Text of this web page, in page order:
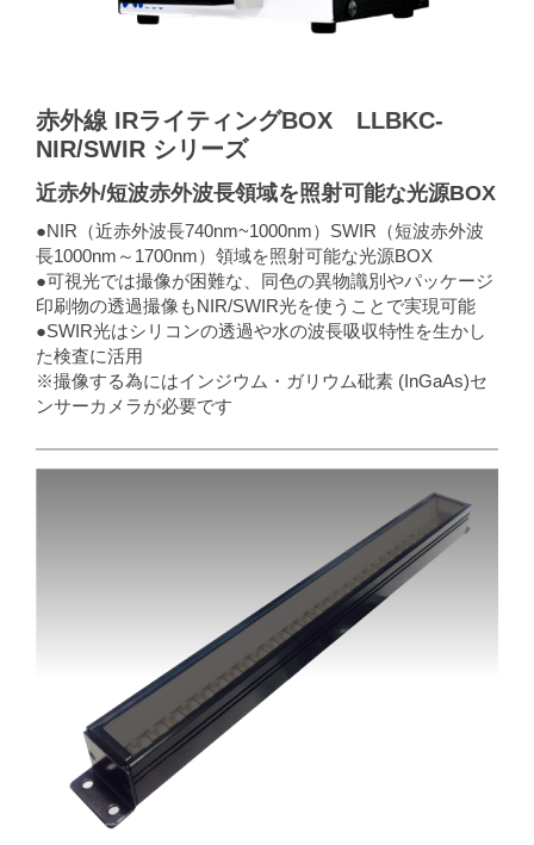
赤外線 IRライティングBOX LLBKC-
NIR/SWIR シリーズ
近赤外/短波赤外波長領域を照射可能な光源BOX
●NIR（近赤外波長740nm~1000nm）SWIR（短波赤外波
長1000nm～1700nm）領域を照射可能な光源BOX
●可視光では撮像が困難な、同色の異物識別やパッケージ
印刷物の透過撮像もNIR/SWIR光を使うことで実現可能
●SWIR光はシリコンの透過や水の波長吸収特性を生かし
た検査に活用
※撮像する為にはインジウム・ガリウム砒素 (InGaAs)セ
ンサーカメラが必要です